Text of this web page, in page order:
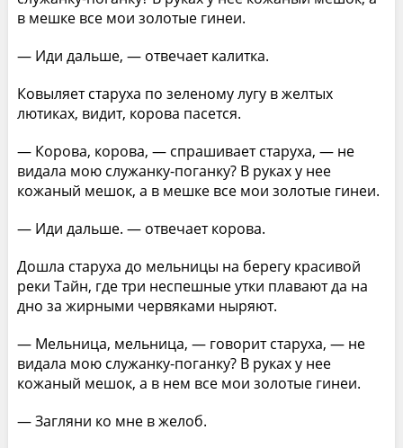
в мешке все мои золотые гинеи.
— Иди дальше, — отвечает калитка.
Ковыляет старуха по зеленому лугу в желтых
лютиках, видит, корова пасется.
— Корова, корова, — спрашивает старуха, — не
видала мою служанку-поганку? В руках у нее
кожаный мешок, а в мешке все мои золотые гинеи.
— Иди дальше. — отвечает корова.
Дошла старуха до мельницы на берегу красивой
реки Тайн, где три неспешные утки плавают да на
дно за жирными червяками ныряют.
— Мельница, мельница, — говорит старуха, — не
видала мою служанку-поганку? В руках у нее
кожаный мешок, а в нем все мои золотые гинеи.
— Загляни ко мне в желоб.